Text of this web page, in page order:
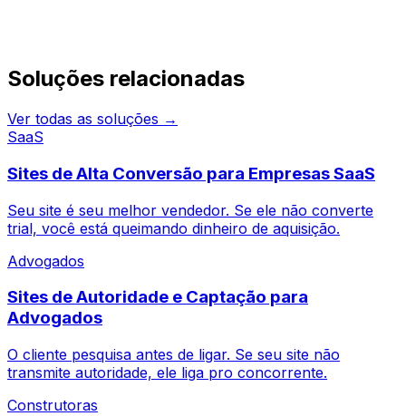
Soluções relacionadas
Ver todas as soluções →
SaaS
Sites de Alta Conversão para Empresas SaaS
Seu site é seu melhor vendedor. Se ele não converte
trial, você está queimando dinheiro de aquisição.
Advogados
Sites de Autoridade e Captação para
Advogados
O cliente pesquisa antes de ligar. Se seu site não
transmite autoridade, ele liga pro concorrente.
Construtoras